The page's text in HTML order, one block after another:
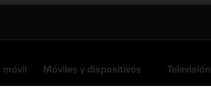
móvil Móviles y dispositivos Televisión